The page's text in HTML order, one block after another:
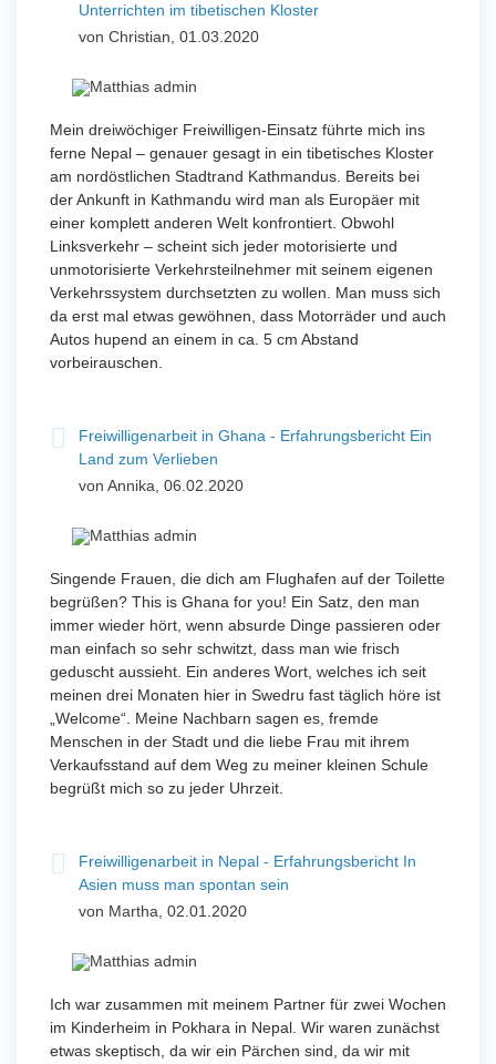
Unterrichten im tibetischen Kloster
von Christian, 01.03.2020
Mein dreiwöchiger Freiwilligen-Einsatz führte mich ins
ferne Nepal – genauer gesagt in ein tibetisches Kloster
am nordöstlichen Stadtrand Kathmandus. Bereits bei
der Ankunft in Kathmandu wird man als Europäer mit
einer komplett anderen Welt konfrontiert. Obwohl
Linksverkehr – scheint sich jeder motorisierte und
unmotorisierte Verkehrsteilnehmer mit seinem eigenen
Verkehrssystem durchsetzten zu wollen. Man muss sich
da erst mal etwas gewöhnen, dass Motorräder und auch
Autos hupend an einem in ca. 5 cm Abstand
vorbeirauschen.
Freiwilligenarbeit in Ghana - Erfahrungsbericht Ein
Land zum Verlieben
von Annika, 06.02.2020
Singende Frauen, die dich am Flughafen auf der Toilette
begrüßen? This is Ghana for you! Ein Satz, den man
immer wieder hört, wenn absurde Dinge passieren oder
man einfach so sehr schwitzt, dass man wie frisch
geduscht aussieht. Ein anderes Wort, welches ich seit
meinen drei Monaten hier in Swedru fast täglich höre ist
„Welcome“. Meine Nachbarn sagen es, fremde
Menschen in der Stadt und die liebe Frau mit ihrem
Verkaufsstand auf dem Weg zu meiner kleinen Schule
begrüßt mich so zu jeder Uhrzeit.
Freiwilligenarbeit in Nepal - Erfahrungsbericht In
Asien muss man spontan sein
von Martha, 02.01.2020
Ich war zusammen mit meinem Partner für zwei Wochen
im Kinderheim in Pokhara in Nepal. Wir waren zunächst
etwas skeptisch, da wir ein Pärchen sind, da wir mit